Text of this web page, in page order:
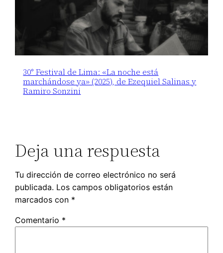
30° Festival de Lima: «La noche está
marchándose ya» (2025), de Ezequiel Salinas y
Ramiro Sonzini
Deja una respuesta
Tu dirección de correo electrónico no será
publicada. Los campos obligatorios están
marcados con *
Comentario *